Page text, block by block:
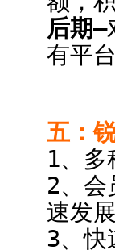
后期–
有平
五：
1、多
2、会
速发
3、快